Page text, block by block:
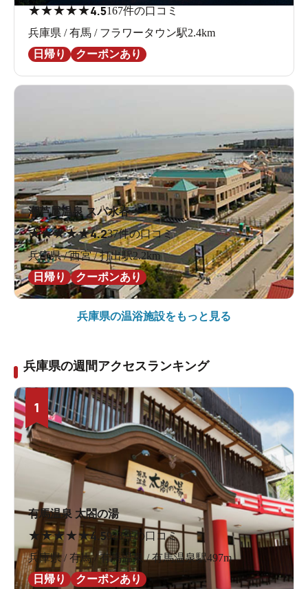
★★★★★4.5167件の口コミ
兵庫県 / 有馬 / フラワータウン駅2.4km
日帰り
クーポンあり
潮芦屋温泉 スパ水春
★★★★★4.237件の口コミ
兵庫県 / 西宮 / 打出駅2.2km
日帰り
クーポンあり
兵庫県の温浴施設をもっと見る
兵庫県の週間アクセスランキング
1
有馬温泉 太閤の湯
★ ★★★★4.5923件の口コミ
兵庫県 / 有馬 / 有馬温泉 / 有馬温泉駅497m
日帰り
クーポンあり